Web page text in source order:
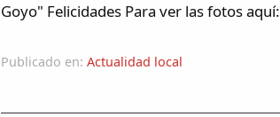
Goyo" Felicidades Para ver las fotos aquí:
Publicado en: Actualidad local